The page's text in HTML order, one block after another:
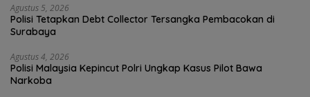
Agustus 5, 2026
Polisi Tetapkan Debt Collector Tersangka Pembacokan di
Surabaya
Agustus 4, 2026
Polisi Malaysia Kepincut Polri Ungkap Kasus Pilot Bawa
Narkoba